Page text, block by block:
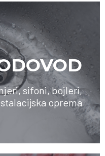
sifoni, bojleri,
oprema
VIŠE